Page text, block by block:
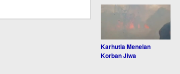
Karhutla Menelan
Korban Jiwa